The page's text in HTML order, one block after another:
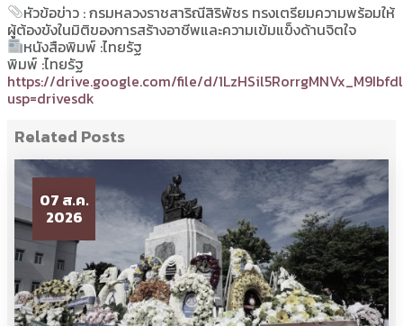
หัวข้อข่าว : กรมหลวงราชสาริณีสิริพัชร ทรงเตรียมความพร้อมให้
ผู้ต้องขังในมิติของการสร้างอาชีพและความเข้มแข็งด้านจิตใจ
หนังสือพิมพ์ :ไทยรัฐ
พิมพ์ :ไทยรัฐ
https://drive.google.com/file/d/
usp=drivesdk
Related Posts
07 ส.ค.
2026